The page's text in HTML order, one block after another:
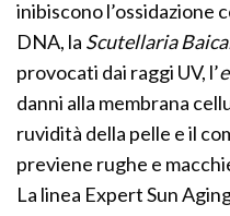
inibiscono l’ossidazione
DNA, la Scutellaria
provocati dai raggi UV, l’
danni alla membrana
ruvidità della pelle e il
previene rughe e
La linea Expert Sun